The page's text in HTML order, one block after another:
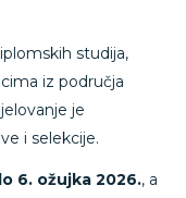
studija,
iz područja
je
i selekcije.
6. ožujka 2026., a